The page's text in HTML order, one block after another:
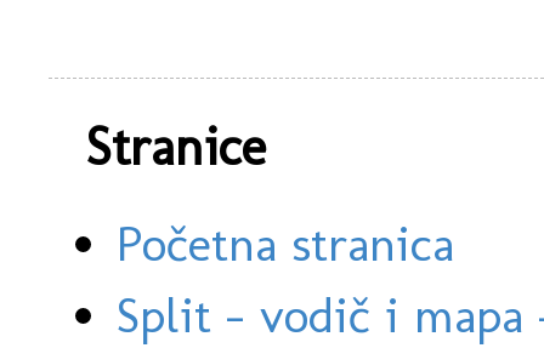
Stranice
Početna stranica
Split - vodič i